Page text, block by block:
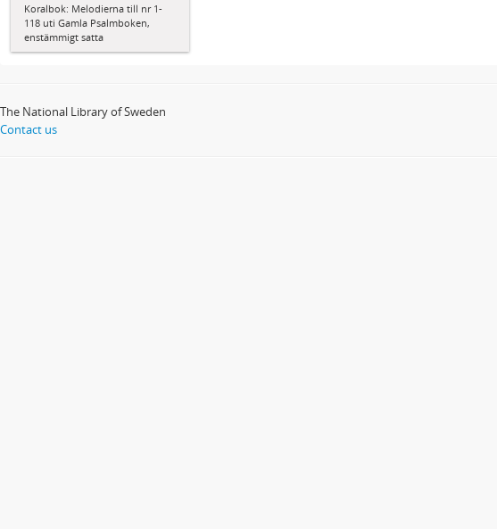
Koralbok: Melodierna till nr 1-
118 uti Gamla Psalmboken,
enstämmigt satta
The National Library of Sweden
Contact us